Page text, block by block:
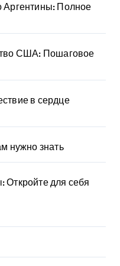
Аргентины: Полное
США: Пошаговое
в сердце
нужно знать
для себя